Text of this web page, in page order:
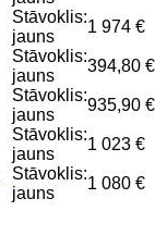
Stāvoklis:
jauns
1 974 €
Stāvoklis:
jauns
394,80 €
Stāvoklis:
jauns
935,90 €
Stāvoklis:
jauns
1 023 €
Stāvoklis:
jauns
1 080 €